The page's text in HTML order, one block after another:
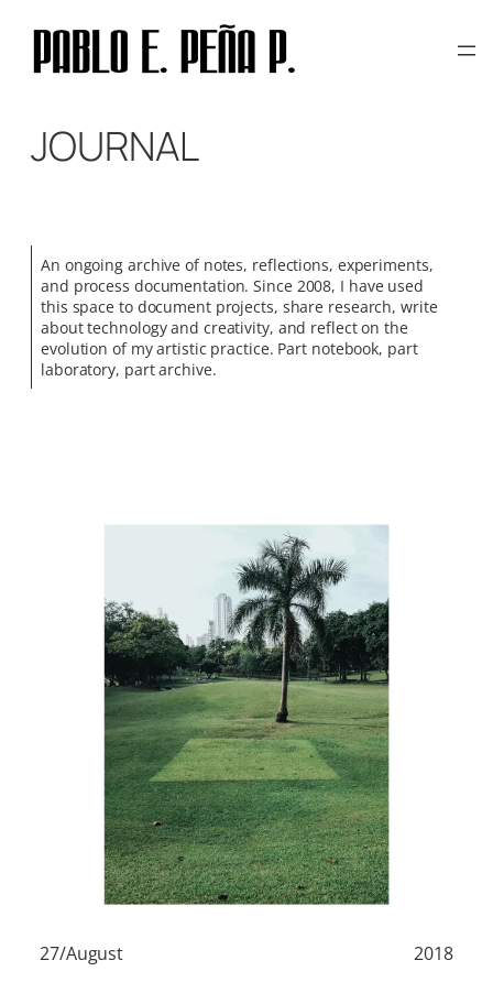
content
JOURNAL
An ongoing archive of notes, reflections, experiments,
and process documentation. Since 2008, I have used
this space to document projects, share research, write
about technology and creativity, and reflect on the
evolution of my artistic practice. Part notebook, part
laboratory, part archive.
27/August 2018